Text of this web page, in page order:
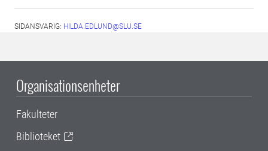
SIDANSVARIG: HILDA.EDLUND@SLU.SE
Organisationsenheter
Fakulteter
Biblioteket